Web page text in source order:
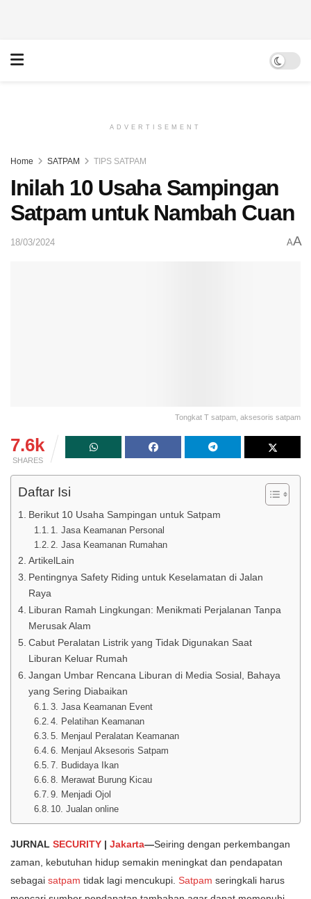
ADVERTISEMENT
Home SATPAM TIPS SATPAM
Inilah 10 Usaha Sampingan
Satpam untuk Nambah Cuan
18/03/2024 AA
Tongkat T satpam, aksesoris satpam
7.6k
SHARES
Daftar Isi
Berikut 10 Usaha Sampingan untuk Satpam
1. Jasa Keamanan Personal
2. Jasa Keamanan Rumahan
ArtikelLain
Pentingnya Safety Riding untuk Keselamatan di Jalan
Raya
Liburan Ramah Lingkungan: Menikmati Perjalanan Tanpa
Merusak Alam
Cabut Peralatan Listrik yang Tidak Digunakan Saat
Liburan Keluar Rumah
Jangan Umbar Rencana Liburan di Media Sosial, Bahaya
yang Sering Diabaikan
3. Jasa Keamanan Event
4. Pelatihan Keamanan
5. Menjaul Peralatan Keamanan
6. Menjaul Aksesoris Satpam
7. Budidaya Ikan
8. Merawat Burung Kicau
9. Menjadi Ojol
10. Jualan online
JURNAL SECURITY | Jakarta—Seiring dengan perkembangan
zaman, kebutuhan hidup semakin meningkat dan pendapatan
sebagai satpam tidak lagi mencukupi. Satpam seringkali harus